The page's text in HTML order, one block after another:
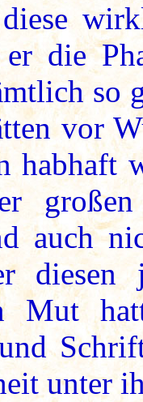
die
so
vor
habhaft
auch
diesen
Mut
unter